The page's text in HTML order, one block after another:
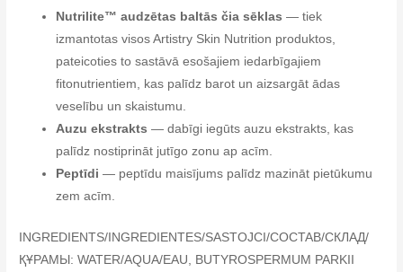
Nutrilite™ audzētas baltās čia sēklas — tiek
izmantotas visos Artistry Skin Nutrition produktos,
pateicoties to sastāvā esošajiem iedarbīgajiem
fitonutrientiem, kas palīdz barot un aizsargāt ādas
veselību un skaistumu.
Auzu ekstrakts — dabīgi iegūts auzu ekstrakts, kas
palīdz nostiprināt jutīgo zonu ap acīm.
Peptīdi— peptīdu maisījums palīdz mazināt pietūkumu
zem acīm.
INGREDIENTS/INGREDIENTES/SASTOJCI/COCTAB/СКЛАД/
ҚҰРАМЫ: WATER/AQUA/EAU, BUTYROSPERMUM PARKII